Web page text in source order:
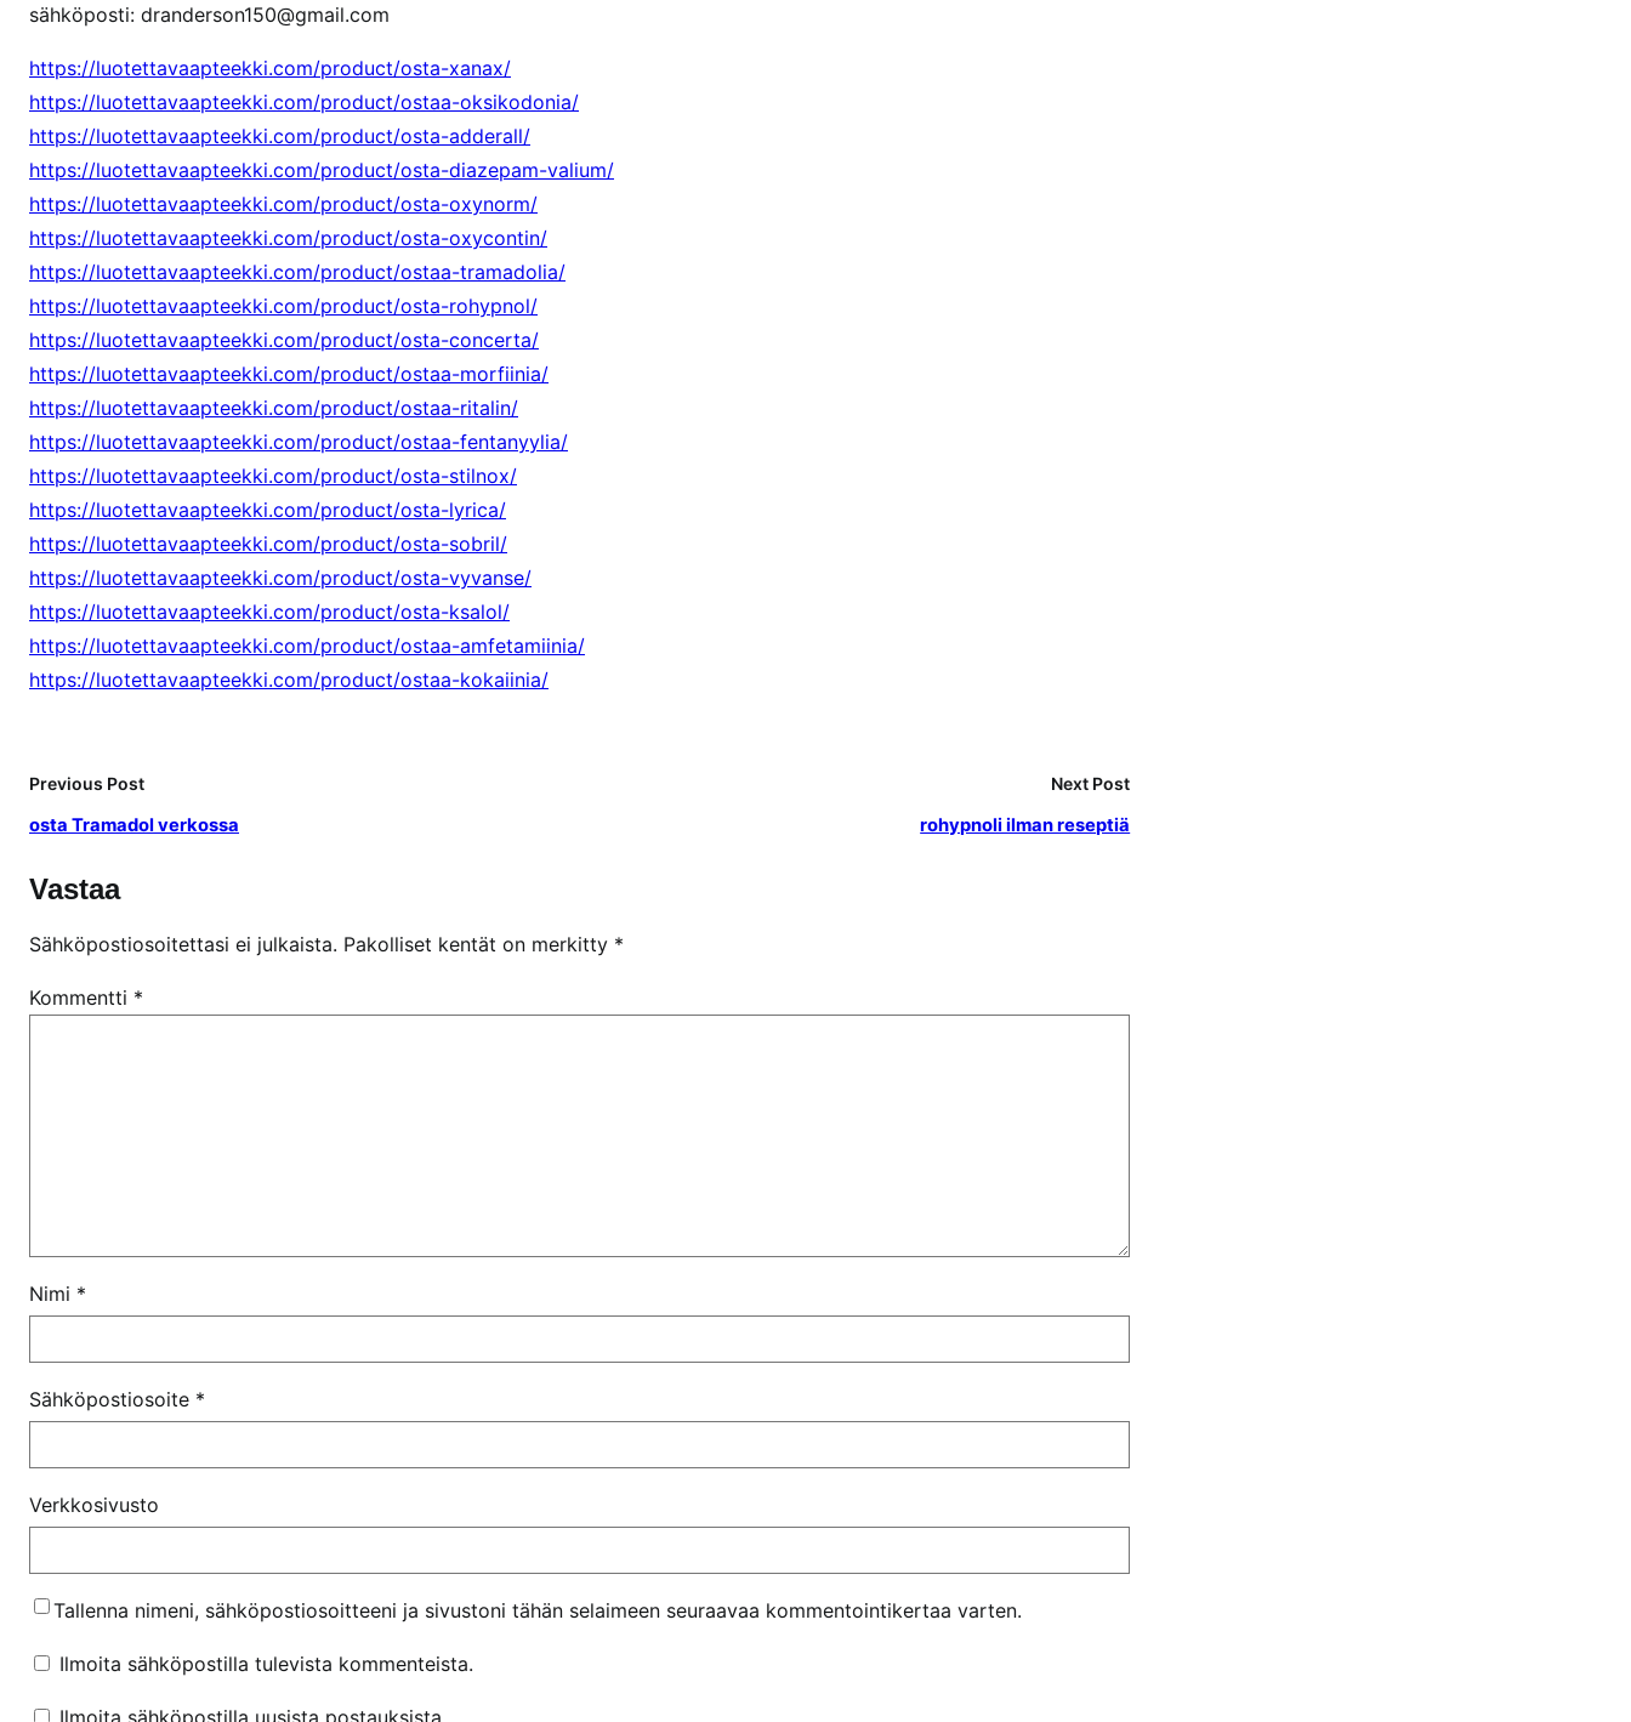
sähköposti: dranderson150@gmail.com
https://luotettavaapteekki.com/product/osta-xanax/
https://luotettavaapteekki.com/product/ostaa-oksikodonia/
https://luotettavaapteekki.com/product/osta-adderall/
https://luotettavaapteekki.com/product/osta-diazepam-valium/
https://luotettavaapteekki.com/product/osta-oxynorm/
https://luotettavaapteekki.com/product/osta-oxycontin/
https://luotettavaapteekki.com/product/ostaa-tramadolia/
https://luotettavaapteekki.com/product/osta-rohypnol/
https://luotettavaapteekki.com/product/osta-concerta/
https://luotettavaapteekki.com/product/ostaa-morfiinia/
https://luotettavaapteekki.com/product/ostaa-ritalin/
https://luotettavaapteekki.com/product/ostaa-fentanyylia/
https://luotettavaapteekki.com/product/osta-stilnox/
https://luotettavaapteekki.com/product/osta-lyrica/
https://luotettavaapteekki.com/product/osta-sobril/
https://luotettavaapteekki.com/product/osta-vyvanse/
https://luotettavaapteekki.com/product/osta-ksalol/
https://luotettavaapteekki.com/product/ostaa-amfetamiinia/
https://luotettavaapteekki.com/product/ostaa-kokaiinia/
Previous Post
osta Tramadol verkossa
Next Post
rohypnoli ilman reseptiä
Vastaa
Sähköpostiosoitettasi ei julkaista. Pakolliset kentät on merkitty *
Kommentti *
Nimi *
Sähköpostiosoite *
Verkkosivusto
Tallenna nimeni, sähköpostiosoitteeni ja sivustoni tähän selaimeen seuraavaa kommentointikertaa varten.
Ilmoita sähköpostilla tulevista kommenteista.
Ilmoita sähköpostilla uusista postauksista.